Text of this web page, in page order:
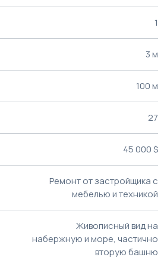
1
3 м
100 м
27
45 000 $
Ремонт от застройщика с
мебелью и техникой
Живописный вид на
набержную и море, частично
вторую башню